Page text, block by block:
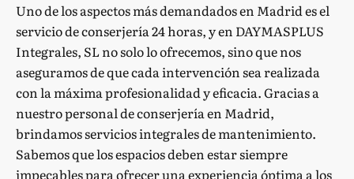
Uno de los aspectos más demandados en Madrid es el
servicio de conserjería 24 horas, y en DAYMASPLUS
Integrales, SL no solo lo ofrecemos, sino que nos
aseguramos de que cada intervención sea realizada
con la máxima profesionalidad y eficacia. Gracias a
nuestro personal de conserjería en Madrid,
brindamos servicios integrales de mantenimiento.
Sabemos que los espacios deben estar siempre
impecables para ofrecer una experiencia óptima a los